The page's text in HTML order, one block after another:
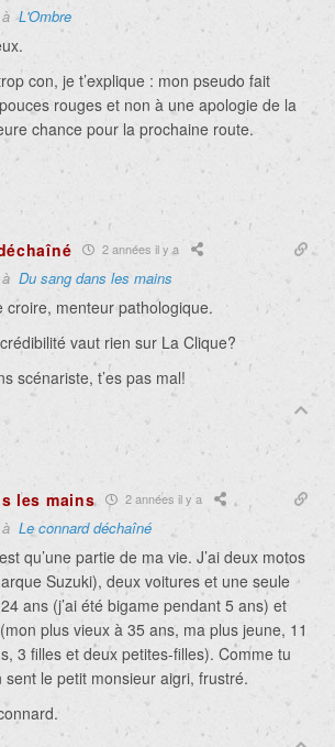
àL'Ombre
con, je t’explique : mon pseudo fait
rouges et non à une apologie de la
chance pour la prochaine route.
2 années il y a
Du sang dans les mains
croire, menteur pathologique.
vaut rien sur La Clique?
scénariste, t’es pas mal!
les mains 2 années il y a
Le connard déchaîné
qu’une partie de ma vie. J’ai deux motos
Suzuki), deux voitures et une seule
ans (j’ai été bigame pendant 5 ans) et
plus vieux à 35 ans, ma plus jeune, 11
3 filles et deux petites-filles). Comme tu
sent le petit monsieur aigri, frustré.